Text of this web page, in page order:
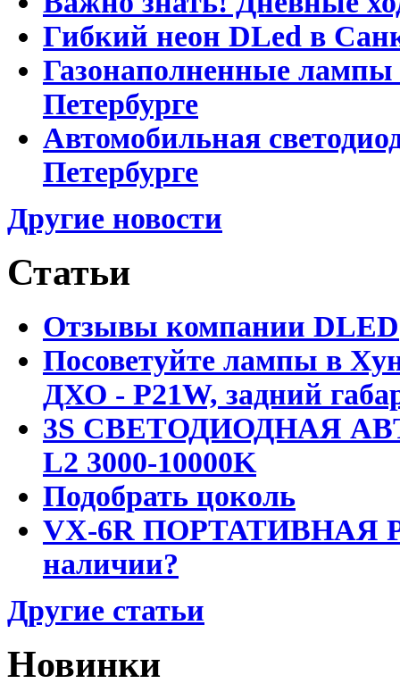
Гибкий неон DLed в
Газонаполненные
Петербурге
Автомобильная
Петербурге
Другие новости
Статьи
Отзывы компании DLED
Посоветуйте лампы в
ДХО - P21W, задний
3S СВЕТОДИОДНАЯ
L2 3000-10000K
Подобрать цоколь
VX-6R ПОРТАТИВНАЯ
наличии?
Другие статьи
Новинки